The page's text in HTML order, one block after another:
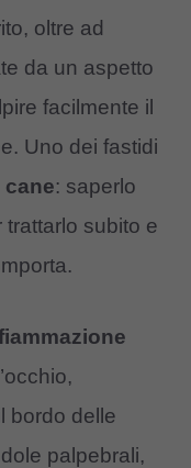
oltre ad
da un aspetto
facilmente il
Uno dei fastidi
cane: saperlo
subito e
bordo delle
palpebrali,